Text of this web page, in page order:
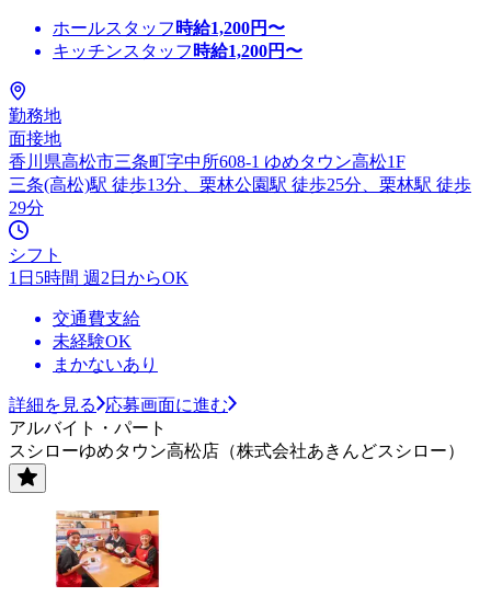
ホールスタッフ 時給1,200円〜
キッチンスタッフ 時給1,200円〜
勤務地
面接地
香川県高松市三条町字中所608-1 ゆめタウン高松1F
三条(高松)駅 徒歩13分、栗林公園駅 徒歩25分、栗林駅 徒歩
29分
シフト
1日5時間 週2日からOK
交通費支給
未経験OK
まかないあり
詳細を見る
応募画面に進む
アルバイト・パート
スシローゆめタウン高松店（株式会社あきんどスシロー）